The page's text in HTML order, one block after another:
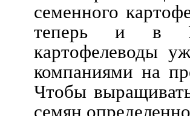
семенного
теперь и в
картофелеводы
компаниями на
Чтобы
семян